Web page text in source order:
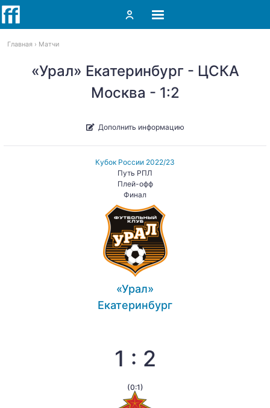
Главная Матчи
«Урал» Екатеринбург - ЦСКА
Москва - 1:2
Дополнить информацию
Кубок России 2022/23
Путь РПЛ
Плей-офф
Финал
«Урал»
Екатеринбург
1 : 2
(0:1)